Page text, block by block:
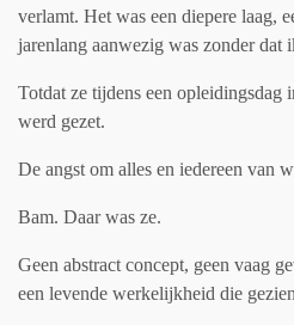
verlamt. Het was een diepere laag,
jarenlang aanwezig was zonder dat
Totdat ze tijdens een opleidingsdag
werd gezet.
De angst om alles en iedereen van
Bam. Daar was ze.
Geen abstract concept, geen vaag
een levende werkelijkheid die